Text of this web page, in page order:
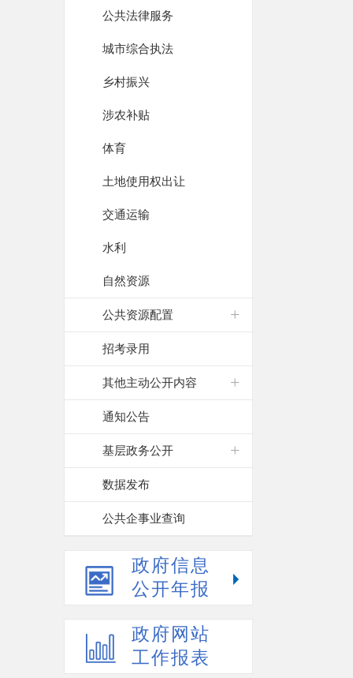
公共法律服务
城市综合执法
乡村振兴
涉农补贴
体育
土地使用权出让
交通运输
水利
自然资源
公共资源配置
招考录用
其他主动公开内容
通知公告
基层政务公开
数据发布
公共企事业查询
政府信息
公开年报
政府网站
工作报表